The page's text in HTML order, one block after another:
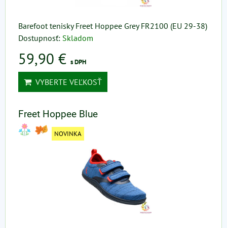
Barefoot tenisky Freet Hoppee Grey FR2100 (EU 29-38)
Dostupnosť: Skladom
59,90 € s DPH
VYBERTE VEĽKOSŤ
Freet Hoppee Blue
NOVINKA